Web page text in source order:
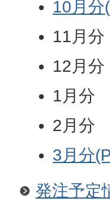
10月
11月分
12月分
1月分
2月分
3月分
発注予定